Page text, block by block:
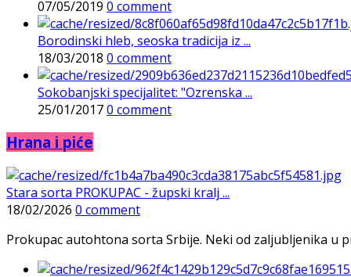
07/05/2019 0 comment
Borodinski hleb, seoska tradicija iz ...
18/03/2018 0 comment
Sokobanjski specijalitet: "Ozrenska ...
25/01/20170 comment
Hrana i piće
Stara sorta PROKUPAC - župski kralj ...
18/02/2026 0 comment
Prokupac autohtona sorta Srbije. Neki od zaljubljenika u